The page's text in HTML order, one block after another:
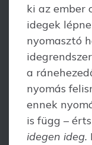
ki az ember
idegek
nyomasztó
a
nyomás
ennek
is függ –
idegen ideg.